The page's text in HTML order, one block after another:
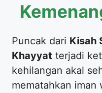
​Puncak dari Kisah
Khayyat terjadi
kehilangan akal
mematahkan iman